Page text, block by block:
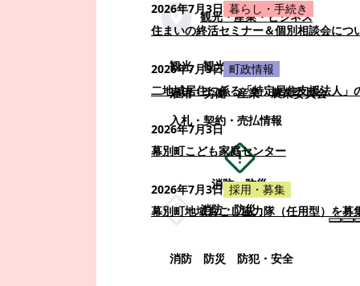
観光・産業・ビジネス
観光
観光・イベント
雇用・労働
産業
農業委員会
入札・契約・売払情報
消防・防災
消防・防災
消防 防災 防犯・安全
2026年7月3日 暮らし・手続き
住まいの終活セミナー＆個別相談会につ
2026年7月3日 町政情報
二地域居住に係る「特定居住支援法人」
2026年7月3日
幕別町こども家庭センター
2026年7月3日 採用・募集
幕別町地域おこし協力隊（任用型）を募